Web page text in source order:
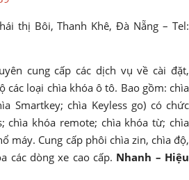
thị Bôi, Thanh Khê, Đà Nẵng – Tel:
cung cấp các dịch vụ về cài đặt,
các loại chìa khóa ô tô. Bao gồm: chìa
Smartkey; chìa Keyless go) có chức
chìa khóa remote; chìa khóa từ; chìa
máy. Cung cấp phôi chìa zin, chìa độ,
các dòng xe cao cấp. Nhanh – Hiệu